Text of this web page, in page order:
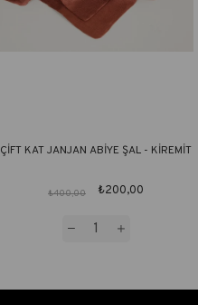
ÇİFT KAT JANJAN ABİYE ŞAL - KİREMİT
₺200,00
₺400,00